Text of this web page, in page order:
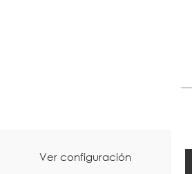
Ver configuración
Creativa